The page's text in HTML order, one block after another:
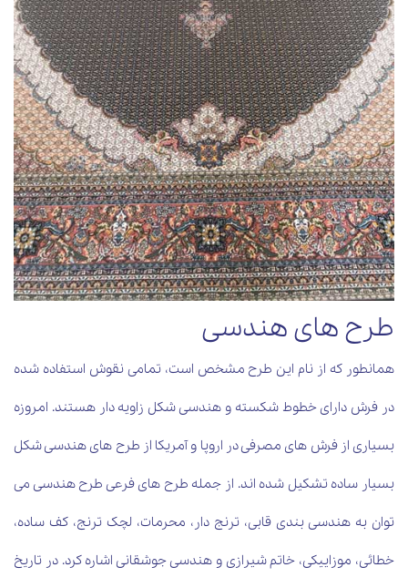
طرح های هندسی
همانطور که از نام این طرح مشخص است، تمامی نقوش استفاده شده
در فرش دارای خطوط شکسته و هندسی شکل زاویه دار هستند. امروزه
بسیاری از فرش های مصرفی در اروپا و آمریکا از طرح های هندسی شکل
بسیار ساده تشکیل شده اند. از جمله طرح های فرعی طرح هندسی می
توان به هندسی بندی قابی، ترنج دار، محرمات، لچک ترنج، کف ساده،
خطائی، موزاییکی، خاتم شیرازی و هندسی جوشقانی اشاره کرد. در تاریخ